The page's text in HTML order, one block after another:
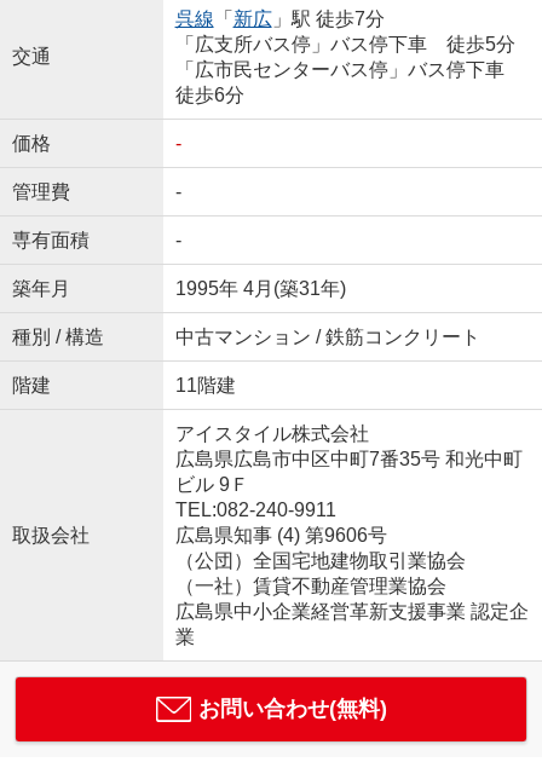
交通
呉線 「 新広」駅 徒歩7分
「広支所バス停」バス停下車 徒歩5分
「広市民センターバス停」バス停下車
徒歩6分
価格 -
管理費 -
専有面積 -
築年月 1995年 4月(築31年)
種別 / 構造 中古マンション / 鉄筋コンクリート
階建 11階建
取扱会社
アイスタイル株式会社
広島県広島市中区中町7番35号 和光中町
ビル 9Ｆ
TEL:082-240-9911
広島県知事 (4) 第9606号
（公団）全国宅地建物取引業協会
（一社）賃貸不動産管理業協会
広島県中小企業経営革新支援事業 認定企
業
お問い合わせ(無料)